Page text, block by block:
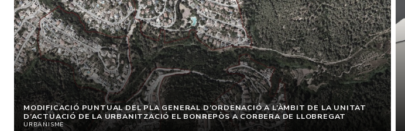
MODIFICACIÓ PUNTUAL DEL PLA GENERAL D’ORDENACIÓ A L’ÀMBIT DE LA UNITAT
D’ACTUACIÓ DE LA URBANITZACIÓ EL BONREPÒS A CORBERA DE LLOBREGAT
URBANISME